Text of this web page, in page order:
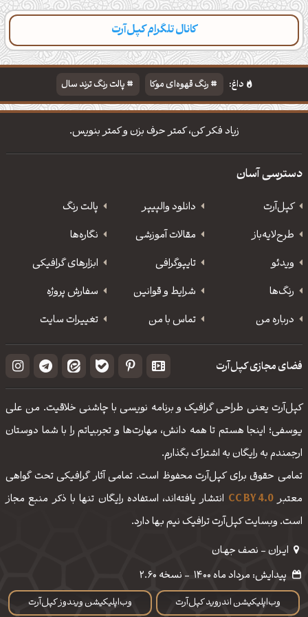
کانال تلگرام کپل‌آرت
دسته‌بندی مطالب تازه تایپوگرافی پالت‌ها
داغ: رنگ قهوه‌ای موکا
پالت رنگ ترند سال
دانلود والپیپر مذهبی
تایپوگرافی شعر مولانا
زیاد فکر کن، کمتر حرف بزن و کمتر بنویس.
دسترسی آسان
کپل‌آرت دانلود‌ والپیپر
پالت رنگ
طرح‌لایه‌باز
مقالات آموزشی
نگاره‌ها
ویدئو
‌تایپوگرافی
ابزارهای گرافیکی
رنگ‌ها
شرایط و قوانین
سفارش پروژه
درباره من
تماس با من تغییرات سایت
فضای مجازی کپل‌آرت
کپل‌آرت یعنی طراحی گرافیک و برنامه نویسی با چاشنی خلاقیت. من علی
یوسفی؛ اینجا هستم تا همه دانش، مهارت‌‌ها و تجربیاتم را با شما دوستان
ارجمندم به رایگان به اشتراک بگذارم.
تمامی حقوق برای کپل‌آرت محفوظ است. تمامی آثار گرافیکی تحت گواهی
معتبرCC BY 4.0 انتشار یافته‌اند، استفاده رایگان تنها با ذکر منبع مجاز
است. وبسایت کپل‌آرت ترافیک نیم بها دارد.
ایـران - نصف جهـان
وب‌اپلیکیشن اندروید کپل‌آرت وب‌اپلیکیشن ویندوز کپل‌آرت
پیدایش: مرداد ماه 1400 - نسخه 2.60